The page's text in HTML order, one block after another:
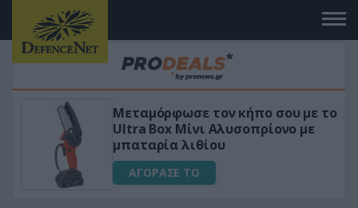
τον κήπο σου με το
Box Μίνι Αλυσοπρίονο με
λιθίου
ΑΓΟΡΑΣΕ ΤΟ
για